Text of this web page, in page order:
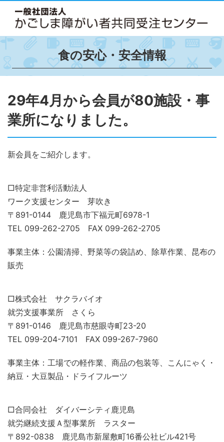
食の安心・安全情報
29年4月から会員が80施設・事
業所になりました。
新会員をご紹介します。
□特定非営利活動法人
ワーク支援センター 芽吹き
〒891-0144 鹿児島市下福元町6978-1
TEL 099-262-2705 FAX 099-262-2705
事業主体：公園清掃、野菜等の袋詰め、除草作業、昆布の
販売
□株式会社 サクラバイオ
就労支援事業所 さくら
〒891-0146 鹿児島市慈眼寺町23-20
TEL 099-204-7101 FAX 099-267-7960
事業主体：工場での軽作業、商品の包装等、こんにゃく・
納豆・大豆製品・ドライフルーツ
□合同会社 ダイバーシティ鹿児島
就労継続支援Ａ型事業所 ラスター
〒892-0838 鹿児島市新屋敷町16番公社ビル421号